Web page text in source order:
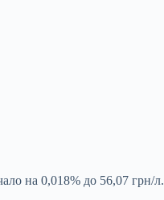
на 0,018% до 56,07 грн/л.